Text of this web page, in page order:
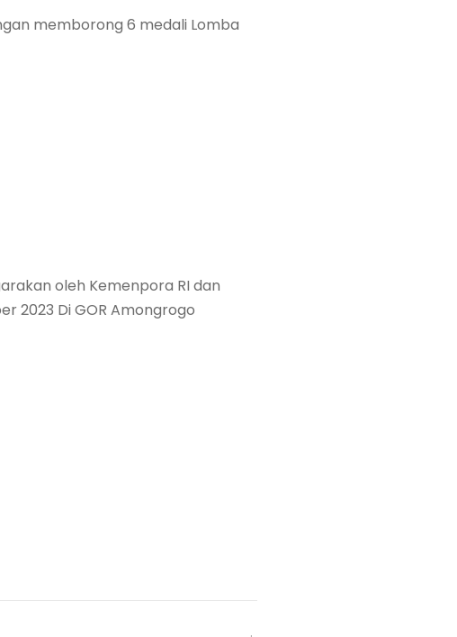
memborong 6 medali Lomba
oleh Kemenpora RI dan
2023 Di GOR Amongrogo